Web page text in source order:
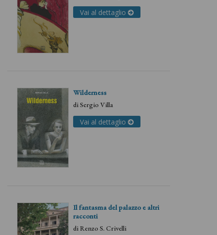
Vai al dettaglio
Wilderness
diSergio Villa
Vai al dettaglio
Il fantasma del palazzo e altri
racconti
diRenzo S. Crivelli